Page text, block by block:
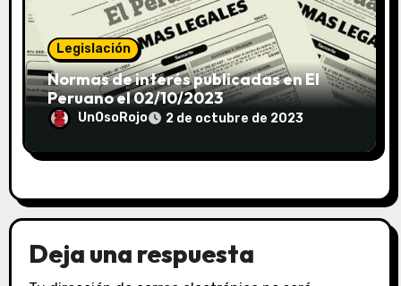
Legislación
Normas de interés publicadas en El
Peruano el 02/10/2023
UnOsoRojo 2 de octubre de 2023
Deja una respuesta